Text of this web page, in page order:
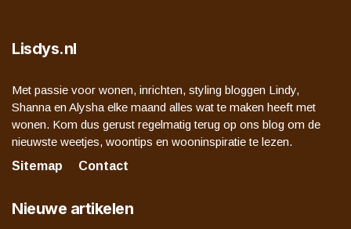
Lisdys.nl
Met passie voor wonen, inrichten, styling bloggen Lindy,
Shanna en Alysha elke maand alles wat te maken heeft met
wonen. Kom dus gerust regelmatig terug op ons blog om de
nieuwste weetjes, woontips en wooninspiratie te lezen.
Sitemap
Contact
Nieuwe artikelen